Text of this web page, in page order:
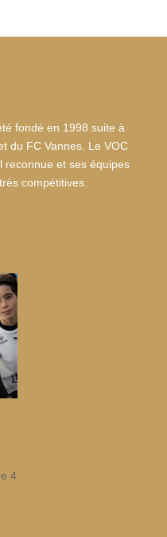
fondé en 1998 suite à
du FC Vannes. Le VOC
reconnue et ses équipes
compétitives.
4